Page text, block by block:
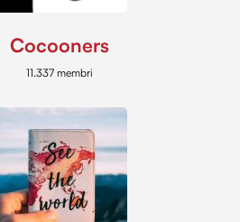
Cocooners
11.337 membri